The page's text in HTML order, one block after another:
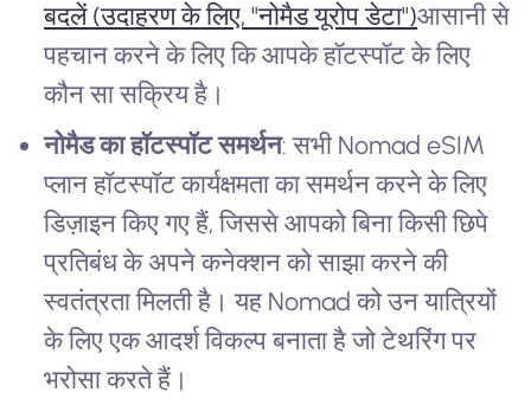
बदलें (उदाहरण के लिए, "नोमैड यूरोप डेटा")आसानी से
पहचान करने के लिए कि आपके हॉटस्पॉट के लिए
कौन सा सक्रिय है।
नोमैड का हॉटस्पॉट समर्थन: सभी Nomad eSIM
प्लान हॉटस्पॉट कार्यक्षमता का समर्थन करने के लिए
डिज़ाइन किए गए हैं, जिससे आपको बिना किसी छिपे
प्रतिबंध के अपने कनेक्शन को साझा करने की
स्वतंत्रता मिलती है। यह Nomad को उन यात्रियों
के लिए एक आदर्श विकल्प बनाता है जो टेथरिंग पर
भरोसा करते हैं।